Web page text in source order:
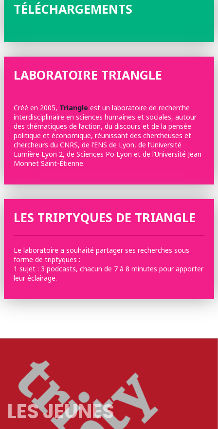
TÉLÉCHARGEMENTS
LABORATOIRE TRIANGLE
Créé en 2005, Triangle est un laboratoire de recherche
interdisciplinaire en sciences humaines et sociales, autour
des thématiques de l’action, du discours et de la pensée
politique et économique, réunissant des chercheuses et
chercheurs du CNRS, de l’ENS de Lyon, de l’Université
Lumière Lyon 2, de Sciences Po Lyon et de l’Université Jean
Monnet Saint-Étienne.
LES TRIPTYQUES DE TRIANGLE
Le laboratoire a souhaité partager ses recherches sous
forme de triptyques :
1 sujet : 3 podcasts, chacun de 7 à 8 minutes pour apporter
leur éclairage.
LES JEUNES